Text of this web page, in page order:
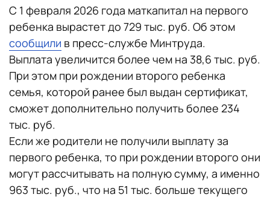
С 1 февраля 2026 года маткапитал на первого
ребенка вырастет до 729 тыс. руб. Об этом
сообщили в пресс-службе Минтруда.
Выплата увеличится более чем на 38,6 тыс. руб.
При этом при рождении второго ребенка
семья, которой ранее был выдан сертификат,
сможет дополнительно получить более 234
тыс. руб.
Если же родители не получили выплату за
первого ребенка, то при рождении второго они
могут рассчитывать на полную сумму, а именно
963 тыс. руб., что на 51 тыс. больше текущего